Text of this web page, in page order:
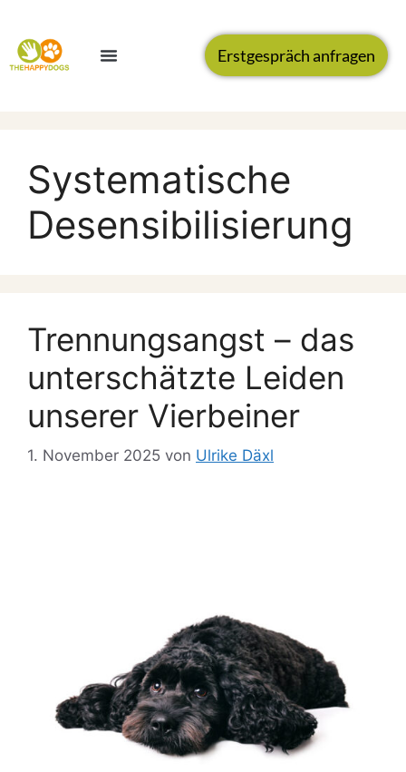
Erstgespräch anfragen
Systematische
Desensibilisierung
Trennungsangst – das
unterschätzte Leiden
unserer Vierbeiner
1. November 2025 von Ulrike Däxl